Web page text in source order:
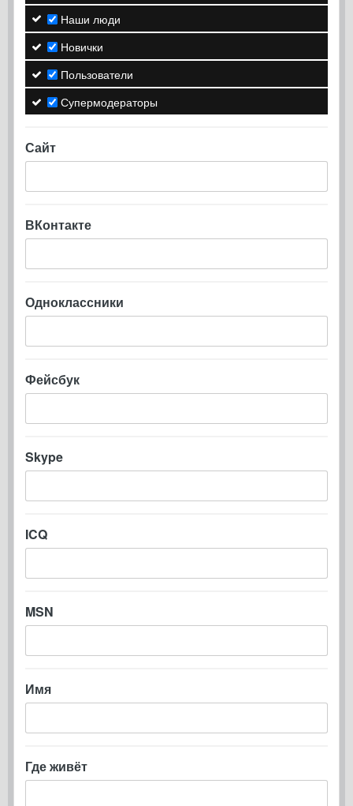
Наши люди
Новички
Пользователи
Супермодераторы
Сайт
ВКонтакте
Одноклассники
Фейсбук
Skype
ICQ
MSN
Имя
Где живёт